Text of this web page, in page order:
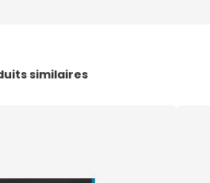
similaires